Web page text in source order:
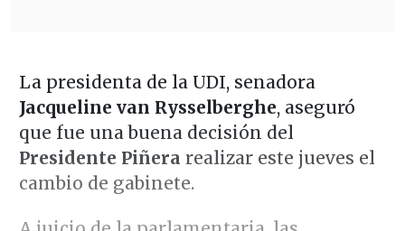
La presidenta de la UDI, senadora
Jacqueline van Rysselberghe, aseguró
que fue una buena decisión del
Presidente Piñera realizar este jueves el
cambio de gabinete.